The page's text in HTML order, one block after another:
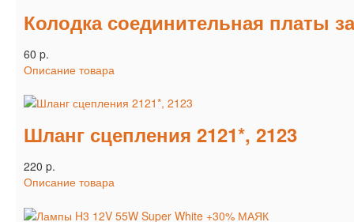
Колодка соединительная платы
60 p.
Описание товара
Шланг сцепления 2121*, 2123
220 p.
Описание товара